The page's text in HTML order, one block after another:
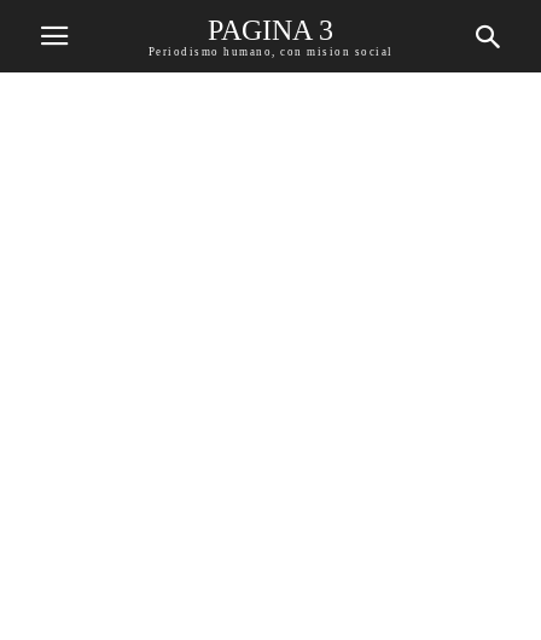
PAGINA 3
Periodismo humano, con mision social